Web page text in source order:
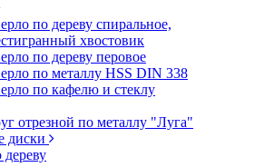
по дереву спиральное,
хвостовик
по дереву перовое
по металлу HSS DIN 338
по кафелю и стеклу
отрезной по металлу "Луга"
диски